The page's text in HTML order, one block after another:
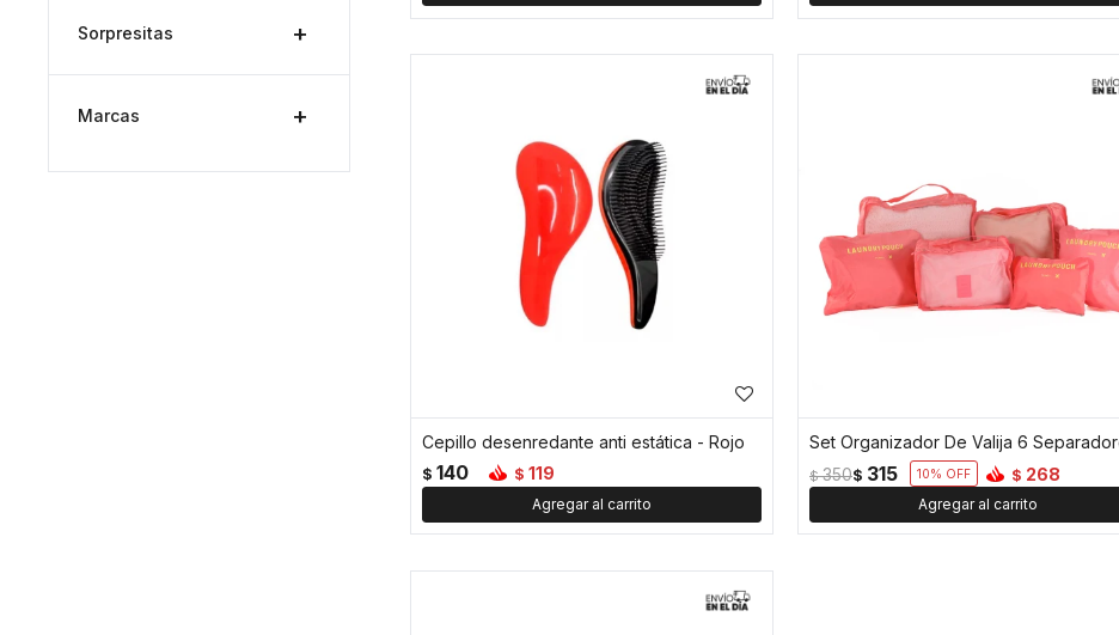
Cepillo desenredante anti estática - Rojo
$ 140 $ 119 $ 315
$ 350 10 $ 268
Sorpresitas
Marcas